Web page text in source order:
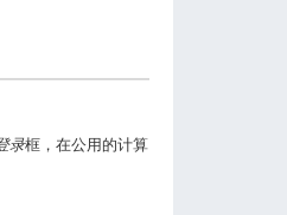
录框，在公用的计算